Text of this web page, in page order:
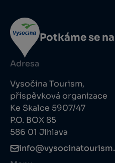
Potkáme se
Adresa
Vysočina Tourism,
příspěvková organizace
Ke Skalce 5907/47
P.O. BOX 85
586 01 Jihlava